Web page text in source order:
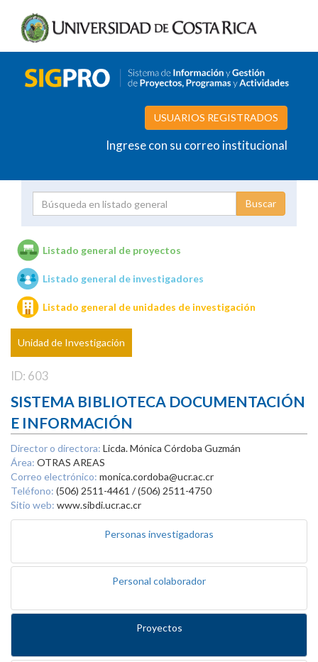
USUARIOS REGISTRADOS
Ingrese con su correo institucional
Unidades de investigación
Listado general de proyectos
Listado general de investigadores
Listado general de unidades de investigación
Unidad de Investigación
ID: 603
SISTEMA BIBLIOTECA DOCUMENTACIÓN
E INFORMACIÓN
Director o directora: Licda. Mónica Córdoba Guzmán
Área: OTRAS AREAS
Correo electrónico: monica.cordoba@ucr.ac.cr
Teléfono: (506) 2511-4461 / (506) 2511-4750
Sitio web: www.sibdi.ucr.ac.cr
Personas investigadoras
Personal colaborador
Proyectos